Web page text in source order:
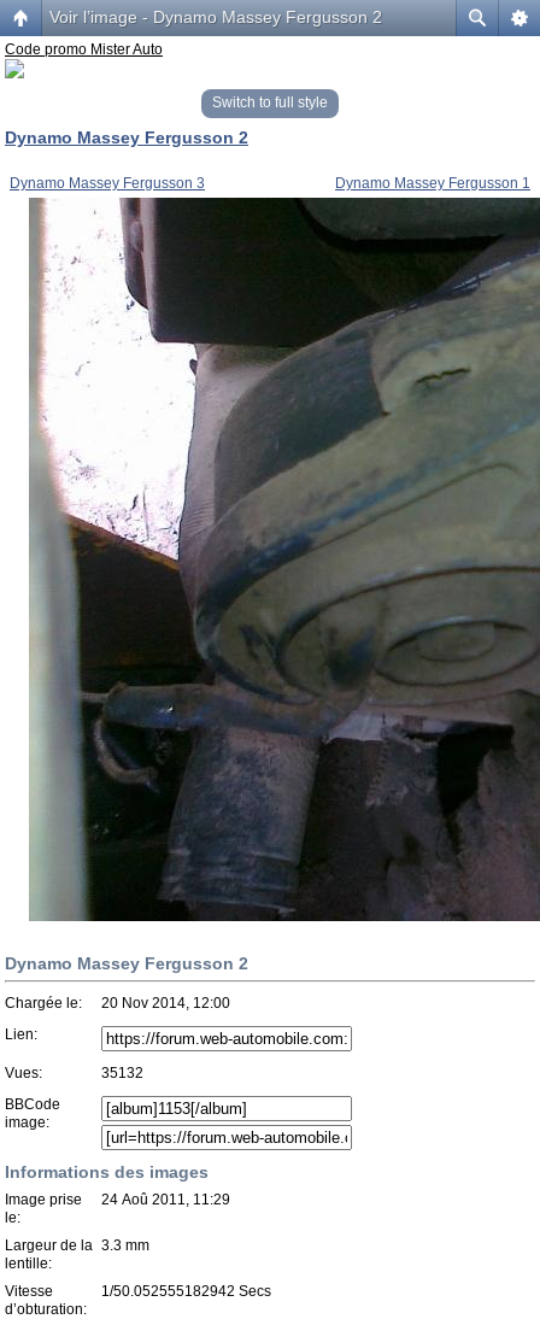
Voir l’image - Dynamo Massey Fergusson 2
Code promo Mister Auto
Switch to full style
Dynamo Massey Fergusson 2
Dynamo Massey Fergusson 3 Dynamo Massey Fergusson 1
Dynamo Massey Fergusson 2
Chargée le:
20 Nov 2014, 12:00
Lien:
Vues:
35132
BBCode
image:
Informations des images
Image prise
le:
24 Aoû 2011, 11:29
Largeur de la
lentille:
3.3 mm
Vitesse
d’obturation:
1/50.052555182942 Secs